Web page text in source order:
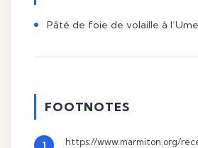
Pâté de foie de volaille à
FOOTNOTES
https://www.marmiton.org/